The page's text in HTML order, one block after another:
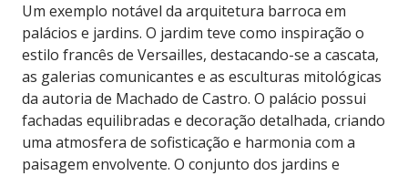
Um exemplo notável da arquitetura barroca em
palácios e jardins. O jardim teve como inspiração o
estilo francês de Versailles, destacando-se a cascata,
as galerias comunicantes e as esculturas mitológicas
da autoria de Machado de Castro. O palácio possui
fachadas equilibradas e decoração detalhada, criando
uma atmosfera de sofisticação e harmonia com a
paisagem envolvente. O conjunto dos jardins e